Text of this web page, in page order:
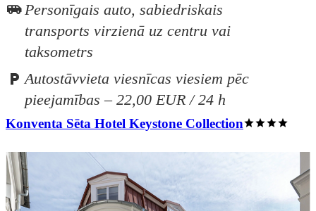
Personīgais auto, sabiedriskais
transports virzienā uz centru vai
taksometrs
Autostāvvieta viesnīcas viesiem pēc
pieejamības – 22,00 EUR / 24 h
Konventa Sēta Hotel Keystone Collection